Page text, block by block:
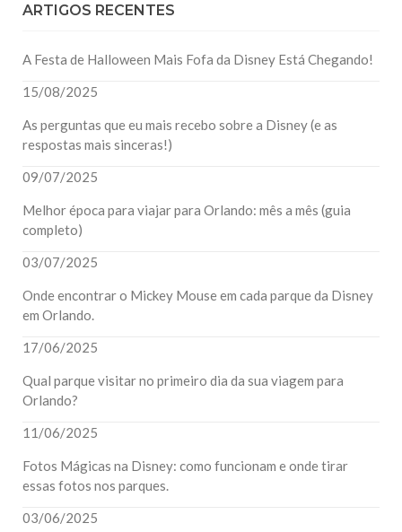
ARTIGOS RECENTES
A Festa de Halloween Mais Fofa da Disney Está Chegando!
15/08/2025
As perguntas que eu mais recebo sobre a Disney (e as
respostas mais sinceras!)
09/07/2025
Melhor época para viajar para Orlando: mês a mês (guia
completo)
03/07/2025
Onde encontrar o Mickey Mouse em cada parque da Disney
em Orlando.
17/06/2025
Qual parque visitar no primeiro dia da sua viagem para
Orlando?
11/06/2025
Fotos Mágicas na Disney: como funcionam e onde tirar
essas fotos nos parques.
03/06/2025